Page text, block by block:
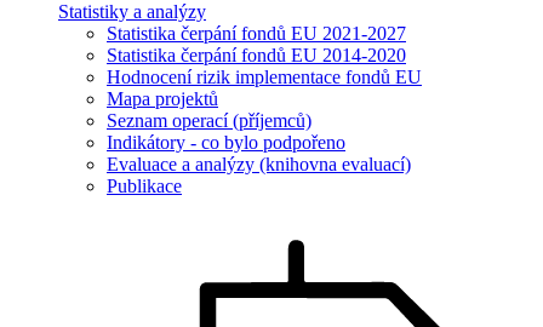
Statistiky a analýzy
Statistika čerpání fondů EU 2021-2027
Statistika čerpání fondů EU 2014-2020
Hodnocení rizik implementace fondů EU
Mapa projektů
Seznam operací (příjemců)
Indikátory - co bylo podpořeno
Evaluace a analýzy (knihovna evaluací)
Publikace